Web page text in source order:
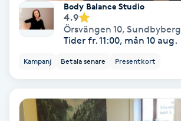
BIAB
Blowout
Body Balance Studio
4.9
Örsvängen 10, Sundbyberg
Tider fr. 11:00, mån 10 aug.
Kampanj Betala senare Presentkort